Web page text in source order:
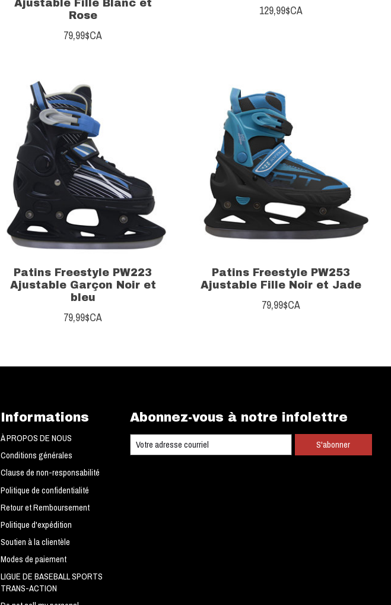
Ajustable Fille Blanc et
Rose
79,99$CA
129,99$CA
Patins Freestyle PW223
Ajustable Garçon Noir et
bleu
79,99$CA
Patins Freestyle PW253
Ajustable Fille Noir et Jade
79,99$CA
Informations
À PROPOS DE NOUS
Conditions générales
Clause de non-responsabilité
Politique de confidentialité
Retour et Remboursement
Politique d'expédition
Soutien à la clientèle
Modes de paiement
LIGUE DE BASEBALL SPORTS
TRANS-ACTION
Abonnez-vous à notre infolettre
S'abonner